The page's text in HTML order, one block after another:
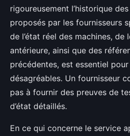
rigoureusement l’historique
proposés par les fournisseurs
de l’état réel des machines, de
antérieure, ainsi que des
précédentes, est essentiel
désagréables. Un fournisseur
pas à fournir des preuves de
d’état détaillés.
En ce qui concerne le service